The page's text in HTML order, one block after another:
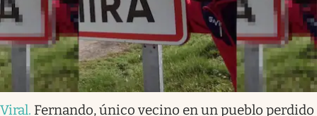
Viral. Fernando, único vecino en un pueblo perdido